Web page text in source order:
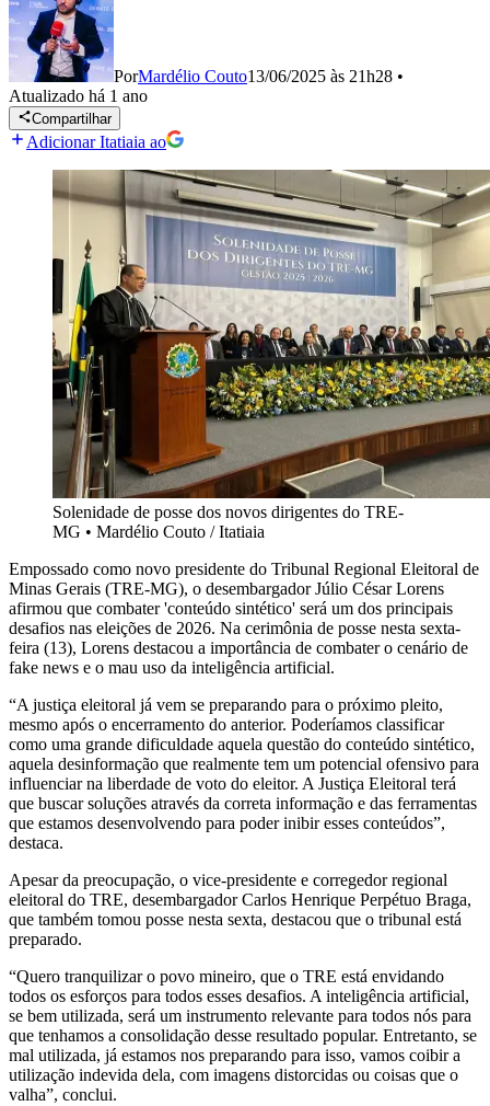
PorMardélio Couto13/06/2025 às 21h28 •
Atualizado há 1 ano
Compartilhar
Adicionar Itatiaia ao
Solenidade de posse dos novos dirigentes do TRE-
MG • Mardélio Couto / Itatiaia
Empossado como novo presidente do Tribunal Regional Eleitoral de
Minas Gerais (TRE-MG), o desembargador Júlio César Lorens
afirmou que combater 'conteúdo sintético' será um dos principais
desafios nas eleições de 2026. Na cerimônia de posse nesta sexta-
feira (13), Lorens destacou a importância de combater o cenário de
fake news e o mau uso da inteligência artificial.
“A justiça eleitoral já vem se preparando para o próximo pleito,
mesmo após o encerramento do anterior. Poderíamos classificar
como uma grande dificuldade aquela questão do conteúdo sintético,
aquela desinformação que realmente tem um potencial ofensivo para
influenciar na liberdade de voto do eleitor. A Justiça Eleitoral terá
que buscar soluções através da correta informação e das ferramentas
que estamos desenvolvendo para poder inibir esses conteúdos”,
destaca.
Apesar da preocupação, o vice-presidente e corregedor regional
eleitoral do TRE, desembargador Carlos Henrique Perpétuo Braga,
que também tomou posse nesta sexta, destacou que o tribunal está
preparado.
“Quero tranquilizar o povo mineiro, que o TRE está envidando
todos os esforços para todos esses desafios. A inteligência artificial,
se bem utilizada, será um instrumento relevante para todos nós para
que tenhamos a consolidação desse resultado popular. Entretanto, se
mal utilizada, já estamos nos preparando para isso, vamos coibir a
utilização indevida dela, com imagens distorcidas ou coisas que o
valha”, conclui.